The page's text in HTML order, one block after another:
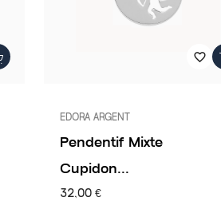
favorite_border
EDORA ARGENT
Pendentif Mixte
Cupidon...
32,00 €